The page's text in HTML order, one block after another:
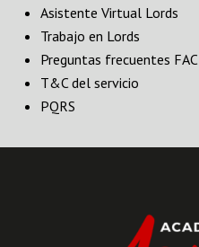
Asistente Virtual Lords
Trabajo en Lords
Preguntas frecuentes FAC
T&C del servicio
PQRS